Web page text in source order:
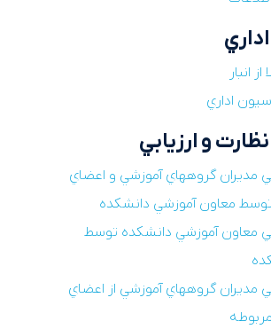
انبار
اداري
و ارزيابي
مديران گروههاي آموزشي و اعضاي
معاون آموزشي دانشکده
معاون آموزشي دانشکده توسط
مديران گروههاي آموزشي از اعضاي